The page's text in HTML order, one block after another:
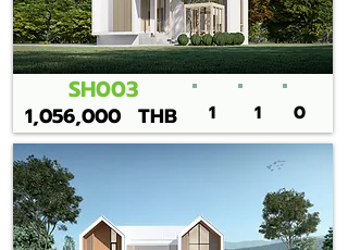
SH003
1,056,000 THB 1 1 0